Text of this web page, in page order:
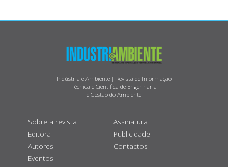
Indústria e Ambiente | Revista de Informação
Técnica e Científica de Engenharia
e Gestão do Ambiente
Sobre a revista
Editora
Autores
Eventos
Assinatura
Publicidade
Contactos